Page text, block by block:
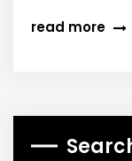
read more